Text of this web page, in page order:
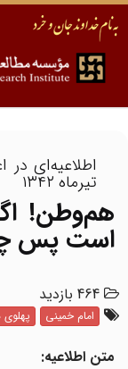
اطلاعیه‌ای در
تیرماه ۱۳۴۲
هم‌وطن!
است پس
464 بازدید
امام خمینی پهلوی
متن اطلاعیه: